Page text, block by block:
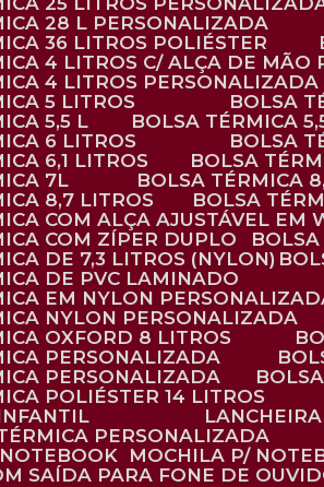
28 L PERSONALIZADA
36 LITROS POLIÉSTER
4 LITROS C/ ALÇA DE MÃO
4 LITROS PERSONALIZADA
5 LITROS
BOLSA
5,5 L
BOLSA TÉRMICA
6 LITROS
BOLSA
6,1 LITROS
BOLSA
7L
BOLSA TÉRMICA
8,7 LITROS
BOLSA
COM ALÇA AJUSTÁVEL EM
COM ZÍPER DUPLO
DE 7,3 LITROS (NYLON)
DE PVC LAMINADO
EM NYLON
NYLON PERSONALIZADA
OXFORD 8 LITROS
PERSONALIZADA
PERSONALIZADA
POLIÉSTER 14 LITROS
PERSONALIZADA
NOTEBOOK
MOCHILA P/
SAÍDA PARA FONE DE